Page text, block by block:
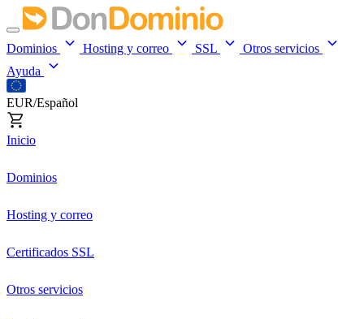
Dominios Hosting y correo SSL
Otros servicios
Ayuda
EUR/Español
Inicio
Dominios
Hosting y correo
Certificados SSL
Otros servicios